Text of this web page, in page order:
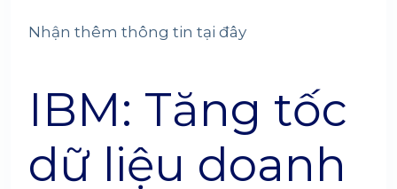
Nhận thêm thông tin tại đây
IBM: Tăng tốc
dữ liệu doanh